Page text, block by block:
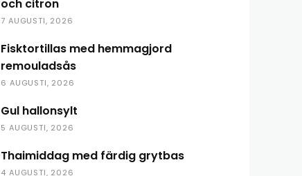
och citron
7 AUGUSTI, 2026
Fisktortillas med hemmagjord
remouladsås
6 AUGUSTI, 2026
Gul hallonsylt
5 AUGUSTI, 2026
Thaimiddag med färdig grytbas
4 AUGUSTI, 2026